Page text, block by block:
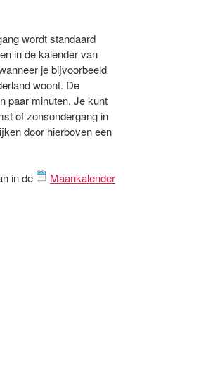
wordt standaard
in de kalender van
je bijvoorbeeld
woont. De
paar minuten. Je kunt
of zonsondergang in
door hierboven een
in de
Maankalender